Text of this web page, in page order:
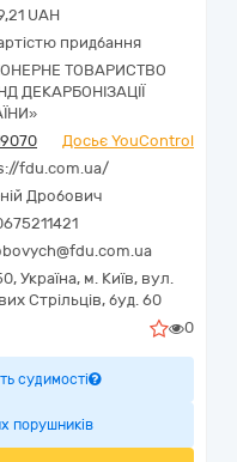
UAH
придбання
ТОВАРИСТВО
ДЕКАРБОНІЗАЦІЇ
Досьє YouControl
fdu.com.ua/
Дробович
Україна, м. Київ, вул.
Стрільців, буд. 60
0
судимості
порушників